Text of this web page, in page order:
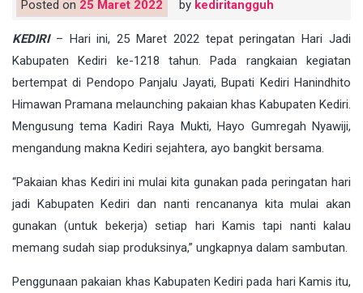
Posted on 25 Maret 2022 by kediritangguh
KEDIRI – Hari ini, 25 Maret 2022 tepat peringatan Hari Jadi
Kabupaten Kediri ke-1218 tahun. Pada rangkaian kegiatan
bertempat di Pendopo Panjalu Jayati, Bupati Kediri Hanindhito
Himawan Pramana melaunching pakaian khas Kabupaten Kediri.
Mengusung tema Kadiri Raya Mukti, Hayo Gumregah Nyawiji,
mengandung makna Kediri sejahtera, ayo bangkit bersama.
“Pakaian khas Kediri ini mulai kita gunakan pada peringatan hari
jadi Kabupaten Kediri dan nanti rencananya kita mulai akan
gunakan (untuk bekerja) setiap hari Kamis tapi nanti kalau
memang sudah siap produksinya,” ungkapnya dalam sambutan.
Penggunaan pakaian khas Kabupaten Kediri pada hari Kamis itu,